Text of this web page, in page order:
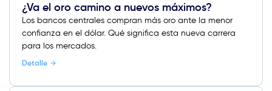
¿Va el oro camino a nuevos máximos?
Los bancos centrales compran más oro ante la menor
confianza en el dólar. Qué significa esta nueva carrera
para los mercados.
Detalle